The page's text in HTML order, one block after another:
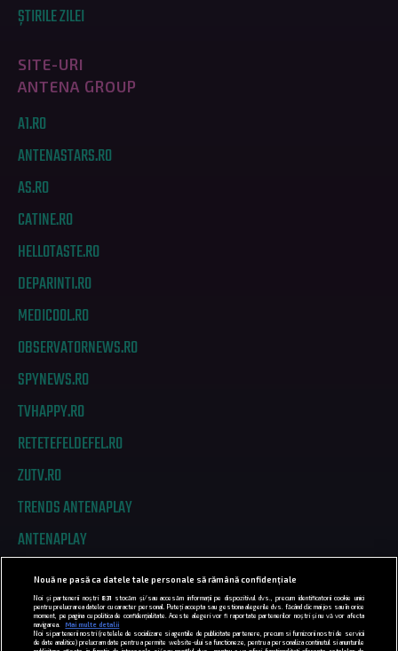
ȘTIRILE ZILEI
SITE-URI
ANTENA GROUP
A1.RO
ANTENASTARS.RO
AS.RO
CATINE.RO
HELLOTASTE.RO
DEPARINTI.RO
MEDICOOL.RO
OBSERVATORNEWS.RO
SPYNEWS.RO
TVHAPPY.RO
RETETEFELDEFEL.RO
ZUTV.RO
TRENDS ANTENAPLAY
ANTENAPLAY
PRIVACY
COD DEONTOLOGIC
Nouă ne pasă ca datele tale personale să rămână confidențiale
Noi și partenerii noștri 831
stocăm și/sau accesăm informații pe dispozitivul dvs., precum identificatorii cookie unici
pentru prelucrarea datelor cu caracter personal. Puteți accepta sau gestiona alegerile dvs. făcând clic mai jos sau în orice
moment, pe pagina cu politica de confidențialitate. Aceste alegeri vor fi raportate partenerilor noștri și nu vă vor afecta
navigarea.
Mai multe detalii
Noi si partenerii nostri (retelele de socializare si agentiile de publicitate partenere, precum si furnizorii nostri de servicii
de date analitice) prelucram date pentru a permite website-ului sa functioneze, pentru a personaliza continutul si anunturile